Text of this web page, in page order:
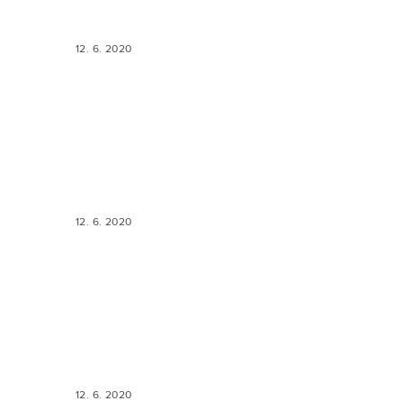
12. 6. 2020
12. 6. 2020
12. 6. 2020